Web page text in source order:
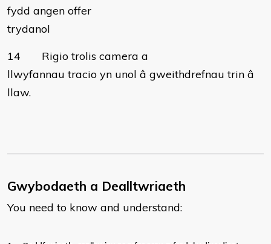
fydd angen offer
trydanol
14 Rigio trolis camera a
llwyfannau tracio yn unol â gweithdrefnau trin â
llaw.
Gwybodaeth a Dealltwriaeth
You need to know and understand: